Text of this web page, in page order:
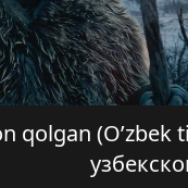
qolgan